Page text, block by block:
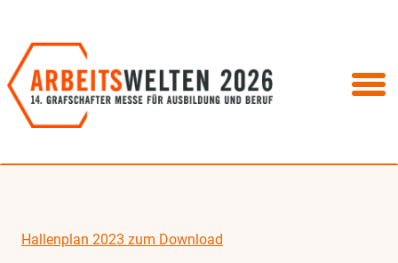
Hallenplan 2023 zum Download